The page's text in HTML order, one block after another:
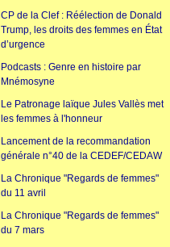
CP de la Clef : Réélection de Donald
Trump, les droits des femmes en État
d’urgence
Podcasts : Genre en histoire par
Mnémosyne
Le Patronage laïque Jules Vallès met
les femmes à l'honneur
Lancement de la recommandation
générale n°40 de la CEDEF/CEDAW
La Chronique "Regards de femmes"
du 11 avril
La Chronique "Regards de femmes"
du 7 mars